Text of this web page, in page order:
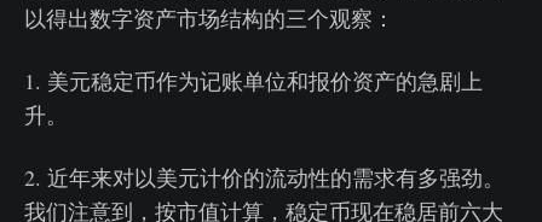
以得出数字资产市场结构的三个观察：
1. 美元稳定币作为记账单位和报价资产的急剧上
升。
2. 近年来对以美元计价的流动性的需求有多强劲。
我们注意到，按市值计算，稳定币现在稳居前六大